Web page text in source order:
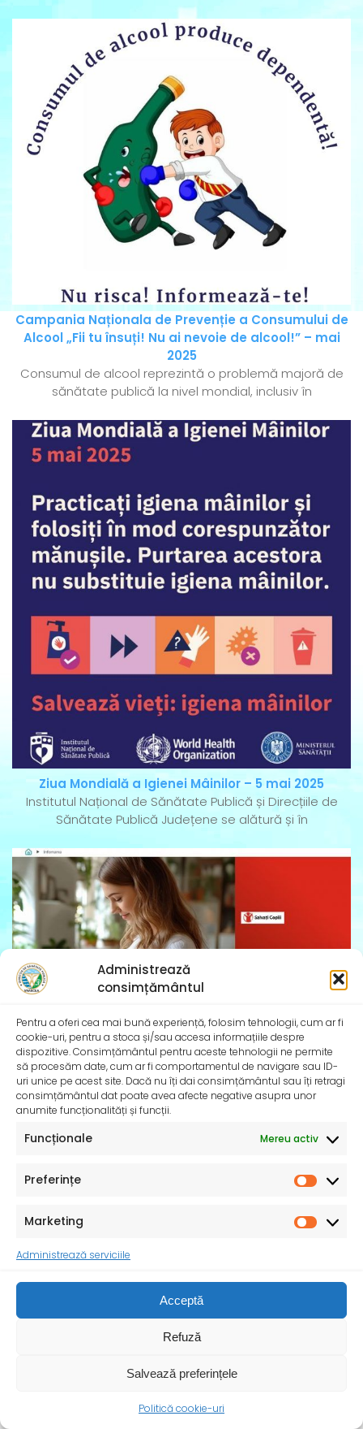
Administrează
consimțământul
Pentru a oferi cea mai bună experiență, folosim tehnologii, cum ar fi
cookie-uri, pentru a stoca și/sau accesa informațiile despre
dispozitive. Consimțământul pentru aceste tehnologii ne permite
să procesăm date, cum ar fi comportamentul de navigare sau ID-
uri unice pe acest site. Dacă nu îți dai consimțământul sau îți retragi
consimțământul dat poate avea afecte negative asupra unor
anumite funcționalități și funcții.
Funcționale Mereu activ
Preferințe
Marketing
Administrează serviciile
Acceptă
Refuză
Salvează preferințele
Politică cookie-uri
Campania Naționala de Prevenție a Consumului de
Alcool „Fii tu însuți! Nu ai nevoie de alcool!” – mai
2025
Consumul de alcool reprezintă o problemă majoră de
sănătate publică la nivel mondial, inclusiv în
Ziua Mondială a Igienei Mâinilor – 5 mai 2025
Institutul Național de Sănătate Publică și Direcțiile de
Sănătate Publică Județene se alătură și în
InfoMama – Ghidul mamei pe parcursul sarcinii și în
primul an de viață al copilului
De peste 35 de ani, Organizația Salvați Copiii
desfășoară activități dedicate promovării și apărării